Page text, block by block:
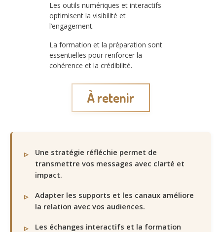
Les outils numériques et interactifs
optimisent la visibilité et
l’engagement.
La formation et la préparation sont
essentielles pour renforcer la
cohérence et la crédibilité.
À retenir
Une stratégie réfléchie permet de
transmettre vos messages avec clarté et
impact.
Adapter les supports et les canaux améliore
la relation avec vos audiences.
Les échanges interactifs et la formation